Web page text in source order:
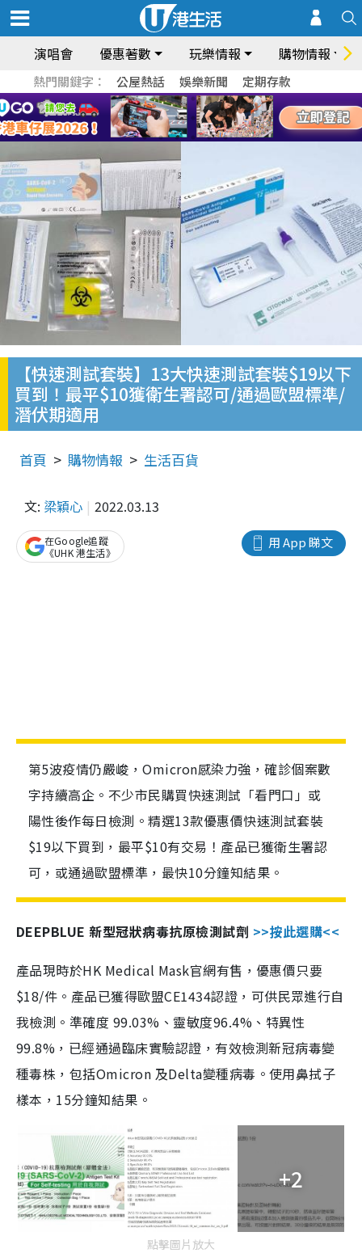
演唱會 優惠著數 玩樂情報 購物情報
熱門關鍵字： 公屋熱話 娛樂新聞 定期存款
【快速測試套裝】13大快速測試套裝$19以下
買到！最平$10獲衛生署認可/通過歐盟標準/
潛伏期適用
首頁 購物情報 生活百貨
文: 梁穎心 2022.03.13
用 App 睇文
在Google追蹤
《UHK 港生活》
第5波疫情仍嚴峻，Omicron感染力強，確診個案數
字持續高企。不少市民購買快速測試「看門口」或
陽性後作每日檢測。精選13款優惠價快速測試套裝
$19以下買到，最平$10有交易！產品已獲衛生署認
可，或通過歐盟標準，最快10分鐘知結果。
DEEPBLUE 新型冠狀病毒抗原檢測試劑 >>按此選購<<
產品現時於HK Medical Mask官網有售，優惠價只要
$18/件。產品已獲得歐盟CE1434認證，可供民眾進行自
我檢測。準確度 99.03%、靈敏度96.4%、特異性
99.8%，已經通過臨床實驗認證，有效檢測新冠病毒變
種毒株，包括Omicron 及Delta變種病毒。使用鼻拭子
樣本，15分鐘知結果。
+2
點擊圖片放大